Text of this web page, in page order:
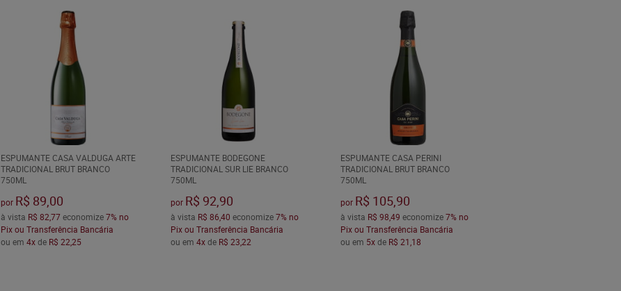
ESPUMANTE CASA VALDUGA ARTE
TRADICIONAL BRUT BRANCO
750ML
por R$ 89,00
à vista R$ 82,77economize7% no
Pix ou Transferência Bancária
ou em 4xde R$ 22,25
ESPUMANTE BODEGONE
TRADICIONAL SUR LIE BRANCO
750ML
por R$ 92,90
à vista R$ 86,40 economize7% no
Pix ou Transferência Bancária
ou em 4xde R$ 23,22
ESPUMANTE CASA PERINI
TRADICIONAL BRUT BRANCO
750ML
por R$ 105,90
à vista R$ 98,49 economize7% no
Pix ou Transferência Bancária
ou em 5xde R$ 21,18